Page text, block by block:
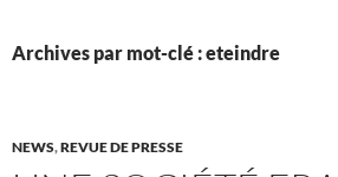
Archives par mot-clé : eteindre
NEWS,REVUE DE PRESSE